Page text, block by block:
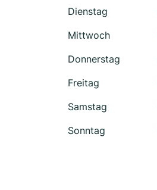
Dienstag
Mittwoch
Donnerstag
Freitag
Samstag
Sonntag